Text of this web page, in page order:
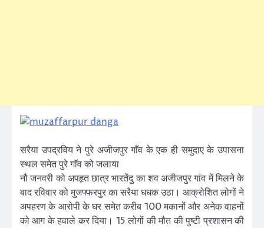
सरैया उपद्रविय ने पुरे अजीजपुर गाँव के एक ही समुदाए के उपासना
स्थल समेत पुरे गाॅव को जलाया
नौ जनवरी को अपहृत छात्र भारतेंदु का शव अजीजपुर गांव में मिलने के
बाद रविवार को मुजफ्फरपुर का सरैया धधक उठा। आक्रोशित लोगों ने
अपहरण के आरोपी के घर समेत करीब 100 मकानों और अनेक वाहनों
को आग के हवाले कर दिया। 15 लोगों की मौत की पुष्टी प्रशासन की